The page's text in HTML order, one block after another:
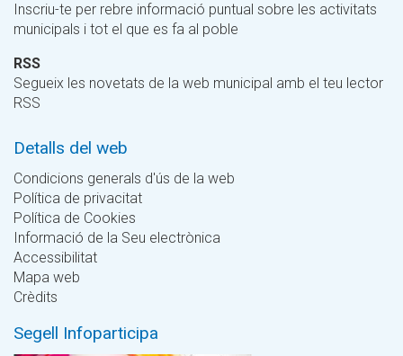
Inscriu-te per rebre informació puntual sobre les activitats
municipals i tot el que es fa al poble
RSS
Segueix les novetats de la web municipal amb el teu lector
RSS
Detalls del web
Condicions generals d'ús de la web
Política de privacitat
Política de Cookies
Informació de la Seu electrònica
Accessibilitat
Mapa web
Crèdits
Segell Infoparticipa